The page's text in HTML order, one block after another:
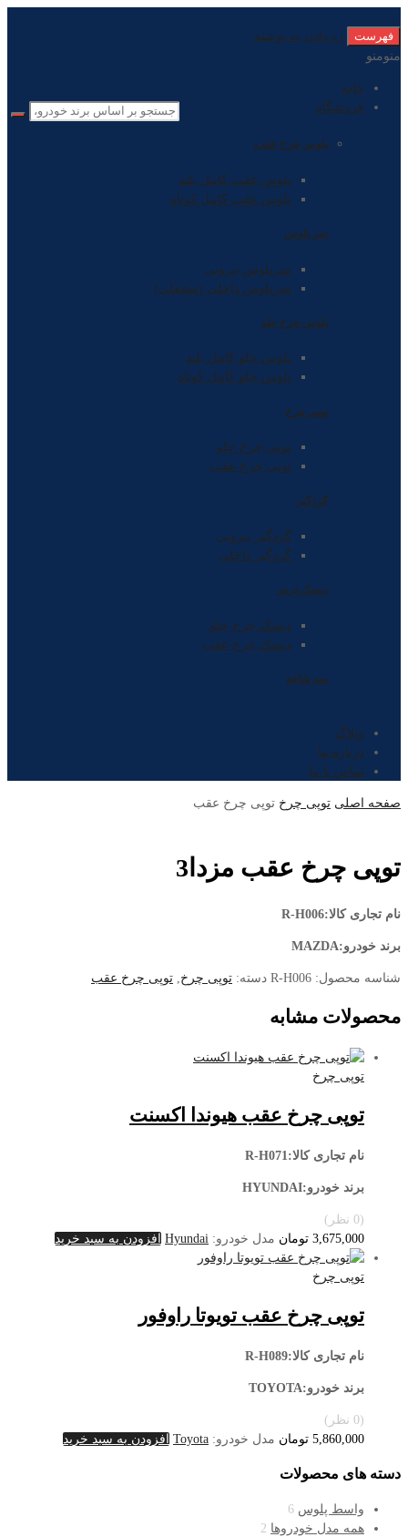
فهرست
رد دادن به نوشته
منومنو
خانه
فروشگاه
پلوس چرخ عقب
پلوس عقب کامل بلند
پلوس عقب کامل کوتاه
سر پلوس
سرپلوس بیرونی
سرپلوس داخلی (مشعلی)
پلوس چرخ جلو
پلوس جلو کامل بلند
پلوس جلو کامل کوتاه
توپی چرخ
توپی چرخ جلو
توپی چرخ عقب
گردگیر
گردگیر بیرونی
گردگیر داخلی
دیسک ترمز
دیسک چرخ جلو
دیسک چرخ عقب
سه شاخه
وبلاگ
درباره ما
تماس با ما
صفحه اصلی توپی چرخ توپی چرخ عقب
توپی چرخ عقب مزدا3
نام تجاری کالا:R-H006
برند خودرو:MAZDA
شناسه محصول: R-H006 دسته: توپی چرخ توپی چرخ عقب
محصولات مشابه
توپی چرخ
توپی چرخ عقب هیوندا اکسنت
نام تجاری کالا:R-H071
برند خودرو:HYUNDAI
(0 نظر)
3,675,000 تومان مدل خودرو: Hyundai افزودن به سبد خرید
توپی چرخ
توپی چرخ عقب تویوتا راوفور
نام تجاری کالا:R-H089
برند خودرو:TOYOTA
(0 نظر)
5,860,000 تومان مدل خودرو: Toyota افزودن به سبد خرید
دسته های محصولات
واسط پلوس 6
همه مدل خودروها 2